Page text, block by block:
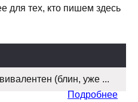
для тех, кто пишем здесь
(блин, уже ...
Подробнее